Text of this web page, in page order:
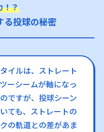
！？
る投球の秘密
イルは、ストレート
ーシームが軸になっ
ですが、投球シーン
ても、ストレートの
の軌道との差があま